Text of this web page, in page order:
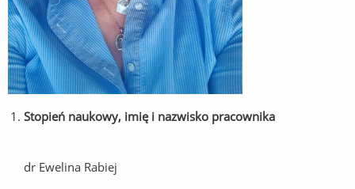
Stopień naukowy, imię i nazwisko pracownika
dr Ewelina Rabiej